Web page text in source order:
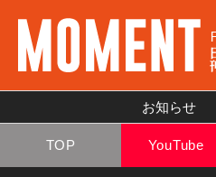
お知らせ
TOP YouTube